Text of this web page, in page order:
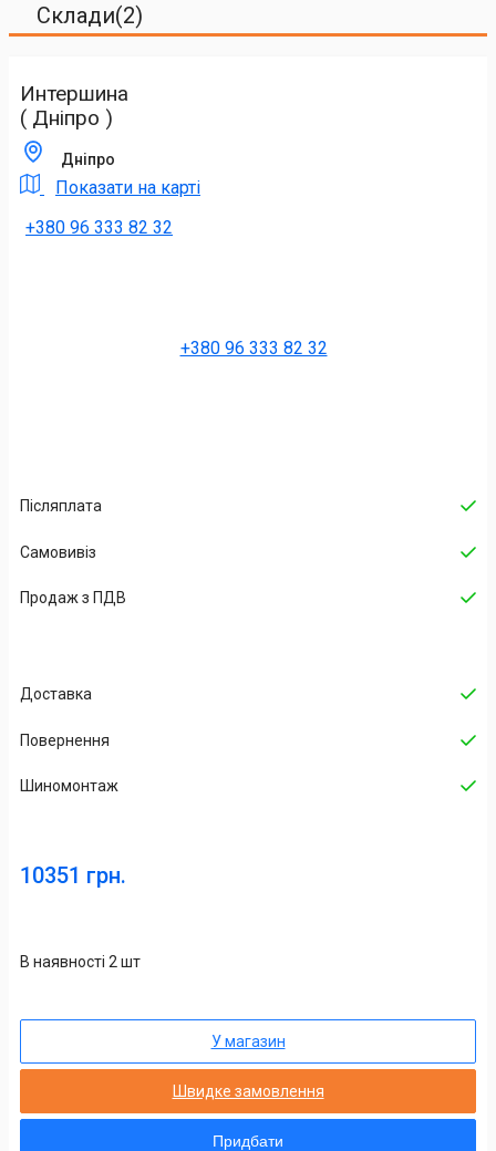
Склади(2)
Интершина
( Дніпро )
Дніпро
Показати на карті
+380 96 333 82 32
+380 96 333 82 32
Післяплата
Самовивіз
Продаж з ПДВ
Доставка
Повернення
Шиномонтаж
10351 грн.
В наявності 2 шт
У магазин
Швидке замовлення
Придбати